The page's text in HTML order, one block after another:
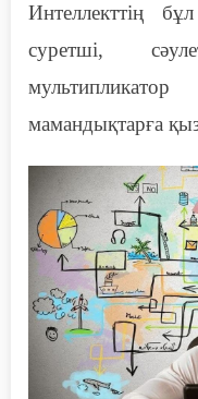
Интеллекттің
суретші,
мамандықтарға